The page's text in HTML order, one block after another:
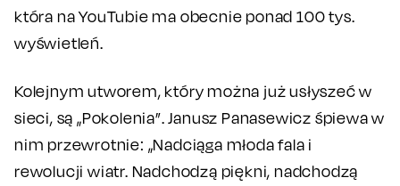
która na YouTubie ma obecnie ponad 100 tys.
wyświetleń.
Kolejnym utworem, który można już usłyszeć w
sieci, są „Pokolenia”. Janusz Panasewicz śpiewa w
nim przewrotnie: „Nadciąga młoda fala i
rewolucji wiatr. Nadchodzą piękni, nadchodzą